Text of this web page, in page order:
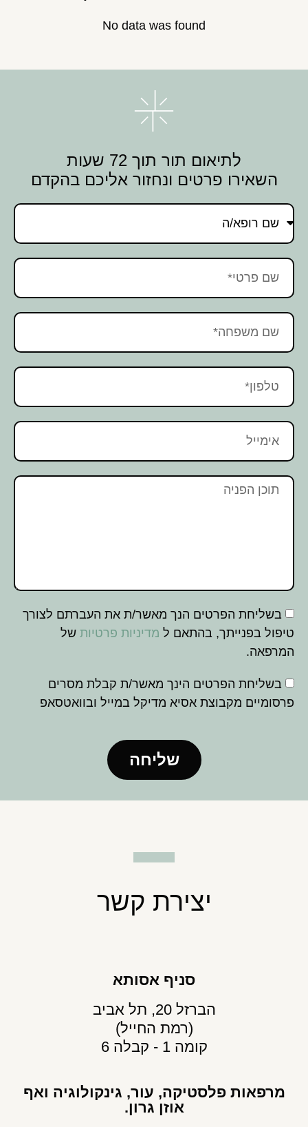
No data was found
לתיאום תור תוך 72 שעות
השאירו פרטים ונחזור אליכם בהקדם
בשליחת הפרטים הנך מאשר/ת את העברתם לצורך
טיפול בפנייתך, בהתאם ל מדיניות פרטיות של
המרפאה.
בשליחת הפרטים הינך מאשר/ת קבלת מסרים
פרסומיים מקבוצת אסיא מדיקל במייל ובוואטסאפ
שליחה
יצירת קשר
סניף אסותא
הברזל 20, תל אביב
(רמת החייל)
קומה 1 - קבלה 6
מרפאות פלסטיקה, עור, גינקולוגיה ואף
אוזן גרון.